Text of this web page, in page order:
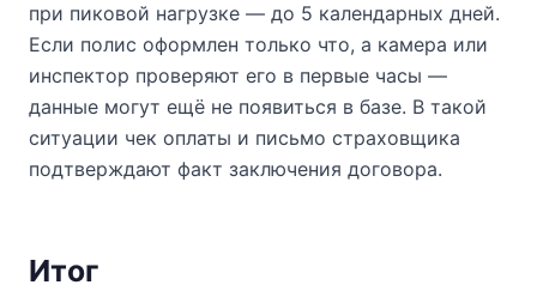
при пиковой нагрузке — до 5 календарных дней.
Если полис оформлен только что, а камера или
инспектор проверяют его в первые часы —
данные могут ещё не появиться в базе. В такой
ситуации чек оплаты и письмо страховщика
подтверждают факт заключения договора.
Итог